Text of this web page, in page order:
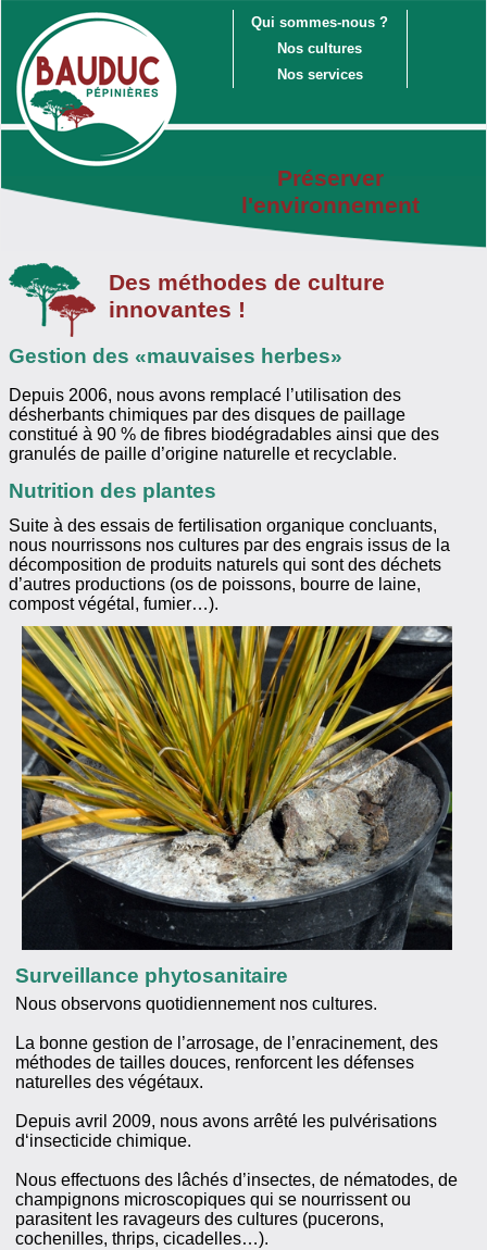
Des méthodes de culture
innovantes !
Gestion des «mauvaises herbes»
Depuis 2006, nous avons remplacé l’utilisation des
désherbants chimiques par des disques de paillage
constitué à 90 % de fibres biodégradables ainsi que des
granulés de paille d’origine naturelle et recyclable.
Nutrition des plantes
Suite à des essais de fertilisation organique concluants,
nous nourrissons nos cultures par des engrais issus de la
décomposition de produits naturels qui sont des déchets
d’autres productions (os de poissons, bourre de laine,
compost végétal, fumier…).
Surveillance phytosanitaire
Nous observons quotidiennement nos cultures.
La bonne gestion de l’arrosage, de l’enracinement, des
méthodes de tailles douces, renforcent les défenses
naturelles des végétaux.
Depuis avril 2009, nous avons arrêté les pulvérisations
d‘insecticide chimique.
Nous effectuons des lâchés d’insectes, de nématodes, de
champignons microscopiques qui se nourrissent ou
parasitent les ravageurs des cultures (pucerons,
cochenilles, thrips, cicadelles…).
Préserver
l'environnement
Qui sommes-nous ?
Nos cultures
Nos services